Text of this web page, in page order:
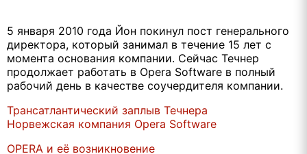
5 января 2010 года Йон покинул пост генерального
директора, который занимал в течение 15 лет с
момента основания компании. Сейчас Течнер
продолжает работать в Opera Software в полный
рабочий день в качестве соучердителя компании.
Трансатлантический заплыв Течнера
Норвежская компания Opera Software
OPERA и её возникновение